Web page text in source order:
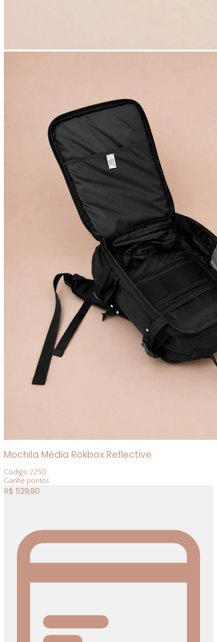
Mochila Média Rokbox Reflective
Código 2250
Ganhe pontos
R$ 529,90